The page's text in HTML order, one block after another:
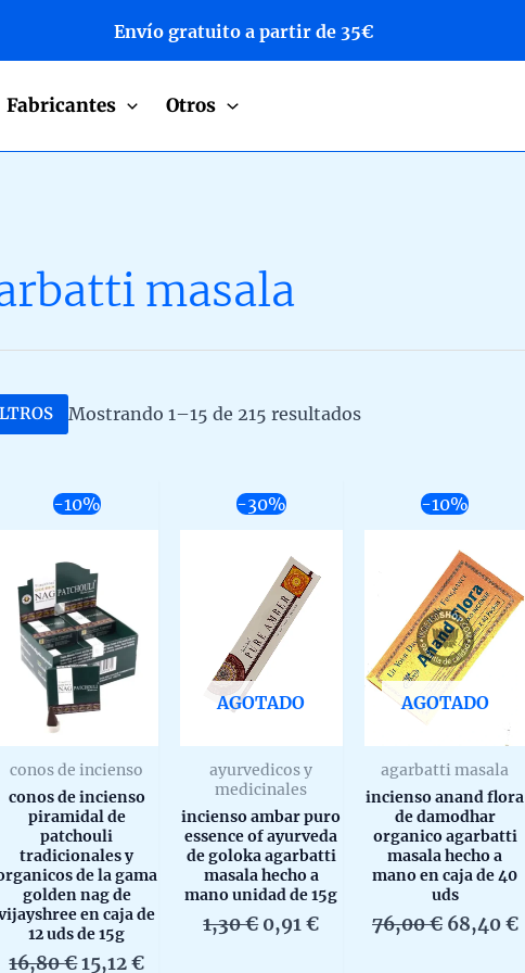
Envío gratuito a partir de 35€
Fabricantes Otros
masala
Mostrando 1–15 de 215 resultados
-10%
conos de incienso
conos de incienso
piramidal de
patchouli
tradicionales y
de la gama
golden nag de
en caja de
12 uds de 15g
16,80€El
15,12€El
-30%
AGOTADO
ayurvedicos y
medicinales
incienso ambar puro
essence of ayurveda
de goloka agarbatti
masala hecho a
mano unidad de 15g
1,30€ El
0,91€El
-10%
AGOTADO
agarbatti masala
incienso anand flora
de damodhar
organico agarbatti
masala hecho a
mano en caja de 40
uds
76,00€ El
68,40€El